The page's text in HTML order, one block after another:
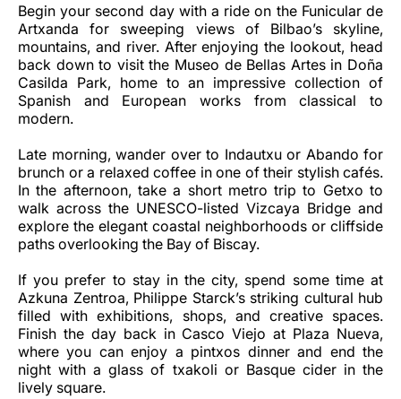
Begin your second day with a ride on the Funicular de
Artxanda for sweeping views of Bilbao’s skyline,
mountains, and river. After enjoying the lookout, head
back down to visit the Museo de Bellas Artes in Doña
Casilda Park, home to an impressive collection of
Spanish and European works from classical to
modern.
Late morning, wander over to Indautxu or Abando for
brunch or a relaxed coffee in one of their stylish cafés.
In the afternoon, take a short metro trip to Getxo to
walk across the UNESCO-listed Vizcaya Bridge and
explore the elegant coastal neighborhoods or cliffside
paths overlooking the Bay of Biscay.
If you prefer to stay in the city, spend some time at
Azkuna Zentroa, Philippe Starck’s striking cultural hub
filled with exhibitions, shops, and creative spaces.
Finish the day back in Casco Viejo at Plaza Nueva,
where you can enjoy a pintxos dinner and end the
night with a glass of txakoli or Basque cider in the
lively square.